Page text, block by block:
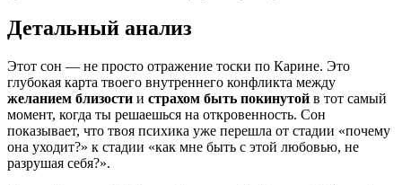
Детальный анализ
Этот сон — не просто отражение тоски по Карине. Это
глубокая карта твоего внутреннего конфликта между
желанием близости и страхом быть покинутой в тот самый
момент, когда ты решаешься на откровенность. Сон
показывает, что твоя психика уже перешла от стадии «почему
она уходит?» к стадии «как мне быть с этой любовью, не
разрушая себя?».